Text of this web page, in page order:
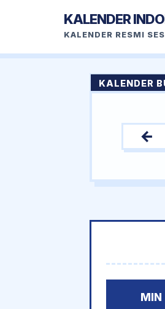
KALENDER
KALENDER RESMI
KALENDER
←
MIN